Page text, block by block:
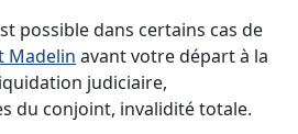
possible dans certains cas de
Madelin avant votre départ à la
judiciaire,
du conjoint, invalidité totale.